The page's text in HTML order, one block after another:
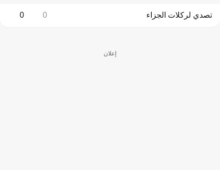
تصدي لركلات الجزاء 0
0
إعلان